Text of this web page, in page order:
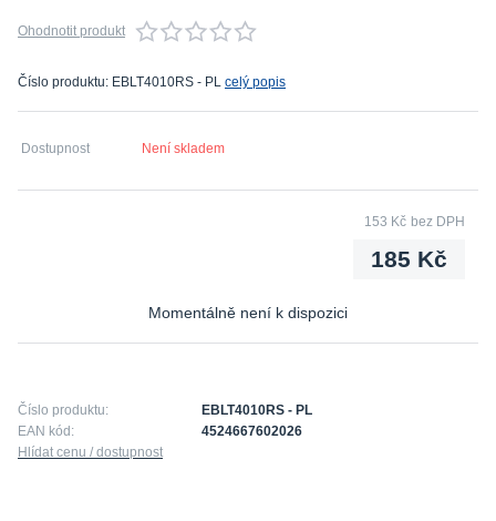
Ohodnotit produkt
Číslo produktu: EBLT4010RS - PL celý popis
Dostupnost Není skladem
185 Kč
153 Kč bez DPH
Momentálně není k dispozici
Číslo produktu:
EBLT4010RS - PL
EAN kód:
4524667602026
Hlídat cenu / dostupnost